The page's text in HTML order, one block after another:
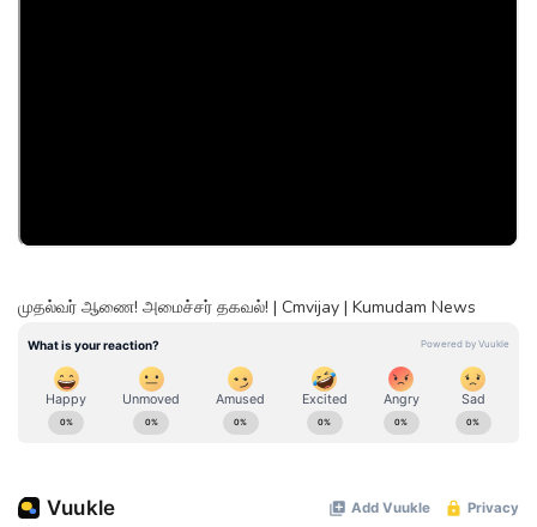
முதல்வர் ஆணை! அமைச்சர் தகவல்! | Cmvijay | Kumudam News